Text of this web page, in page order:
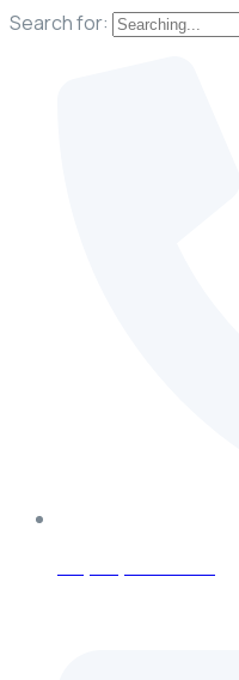
Search for: